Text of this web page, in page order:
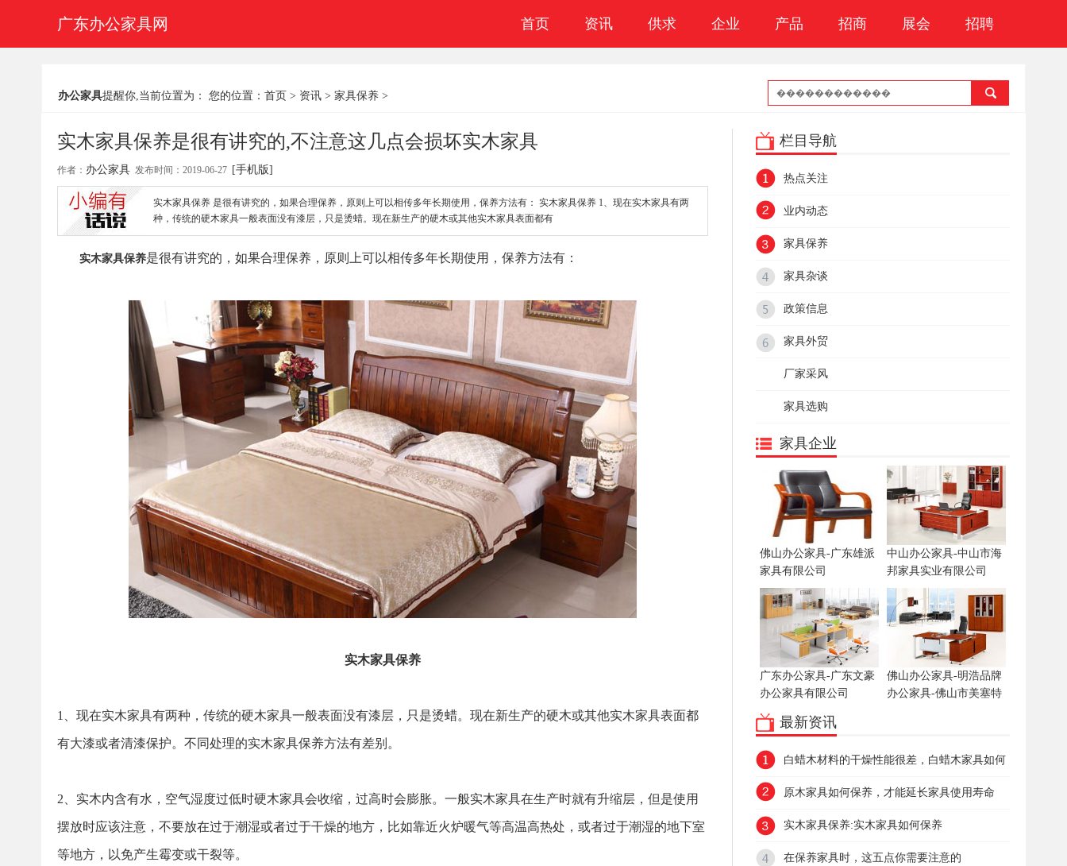
广东办公家具网 首页 资讯 供求 企业 产品 招商 展会 招聘
办公家具提醒你,当前位置为： 您的位置： 首页 > 资讯 > 家具保养 >
实木家具保养是很有讲究的,不注意这几点会损坏实木家具
作者： 办公家具 发布时间：2019-06-27 [手机版]
实木家具保养 是很有讲究的，如果合理保养，原则上可以相传多年长期使用，保养方法有： 实木家具保养 1、现在实木家具有两
种，传统的硬木家具一般表面没有漆层，只是烫蜡。现在新生产的硬木或其他实木家具表面都有
实木家具保养是很有讲究的，如果合理保养，原则上可以相传多年长期使用，保养方法有：
实木家具保养
1、现在实木家具有两种，传统的硬木家具一般表面没有漆层，只是烫蜡。现在新生产的硬木或其他实木家具表面都
有大漆或者清漆保护。不同处理的实木家具保养方法有差别。
2、实木内含有水，空气湿度过低时硬木家具会收缩，过高时会膨胀。一般实木家具在生产时就有升缩层，但是使用
摆放时应该注意，不要放在过于潮湿或者过于干燥的地方，比如靠近火炉暖气等高温高热处，或者过于潮湿的地下室
等地方，以免产生霉变或干裂等。
栏目导航
热点关注
业内动态
家具保养
家具杂谈
政策信息
家具外贸
厂家采风
家具选购
家具企业
佛山办公家具-广东雄派
家具有限公司
中山办公家具-中山市海
邦家具实业有限公司
广东办公家具-广东文豪
办公家具有限公司
佛山办公家具-明浩品牌
办公家具-佛山市美塞特
最新资讯
白蜡木材料的干燥性能很差，白蜡木家具如何
保养呢？
原木家具如何保养，才能延长家具使用寿命
实木家具保养:实木家具如何保养
在保养家具时，这五点你需要注意的